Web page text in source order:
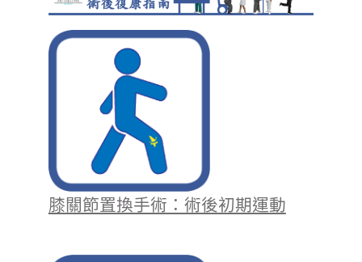
膝關節置換手術：術後初期運動